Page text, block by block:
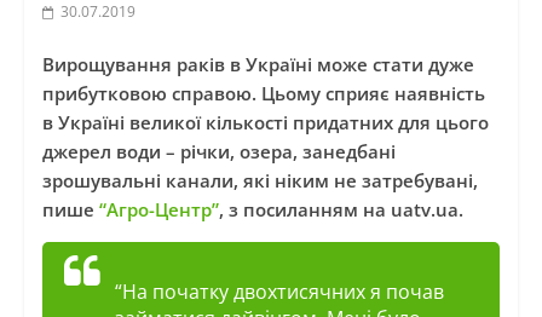
30.07.2019
Вирощування раків в Україні може стати дуже
прибутковою справою. Цьому сприяє наявність
в Україні великої кількості придатних для цього
джерел води – річки, озера, занедбані
зрошувальні канали, які ніким не затребувані,
пише “Агро-Центр”, з посиланням на uatv.ua.
“На початкудвохтисячнихя почав